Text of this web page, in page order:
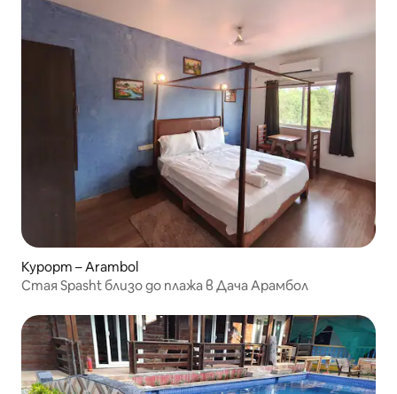
Курорт – Arambol
Стая Spasht близо до плажа в Дача Арамбол